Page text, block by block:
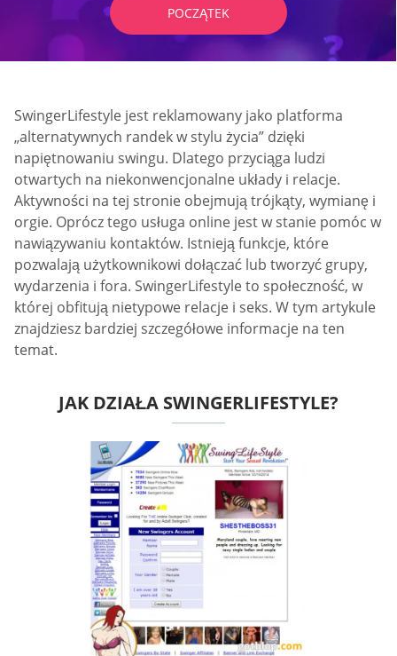
POCZĄTEK
SwingerLifestyle jest reklamowany jako platforma
„alternatywnych randek w stylu życia” dzięki
napiętnowaniu swingu. Dlatego przyciąga ludzi
otwartych na niekonwencjonalne układy i relacje.
Aktywności na tej stronie obejmują trójkąty, wymianę i
orgie. Oprócz tego usługa online jest w stanie pomóc w
nawiązywaniu kontaktów. Istnieją funkcje, które
pozwalają użytkownikowi dołączać lub tworzyć grupy,
wydarzenia i fora. SwingerLifestyle to społeczność, w
której obfitują nietypowe relacje i seks. W tym artykule
znajdziesz bardziej szczegółowe informacje na ten
temat.
JAK DZIAŁA SWINGERLIFESTYLE?